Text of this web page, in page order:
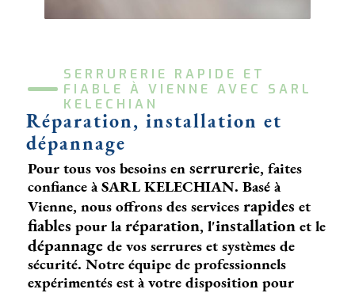
SERRURERIE RAPIDE ET
FIABLE À VIENNE AVEC SARL
KELECHIAN
Réparation, installation et
dépannage
Pour tous vos besoins en serrurerie, faites
confiance à SARL KELECHIAN. Basé à
Vienne, nous offrons des services rapides et
fiables pour la réparation, l'installationet le
dépannagede vos serrures et systèmes de
sécurité. Notre équipe de professionnels
expérimentés est à votre disposition pour